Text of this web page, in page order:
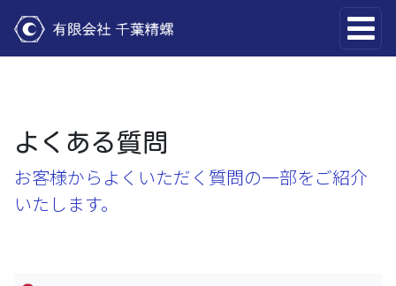
メインナビゲーション
よくある質問
お客様からよくいただく質問の一部をご紹介
いたします。